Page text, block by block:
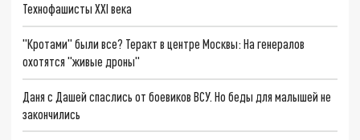
Технофашисты XXI века
"Кротами" были все? Теракт в центре Москвы: На генералов
охотятся "живые дроны"
Даня с Дашей спаслись от боевиков ВСУ. Но беды для малышей не
закончились